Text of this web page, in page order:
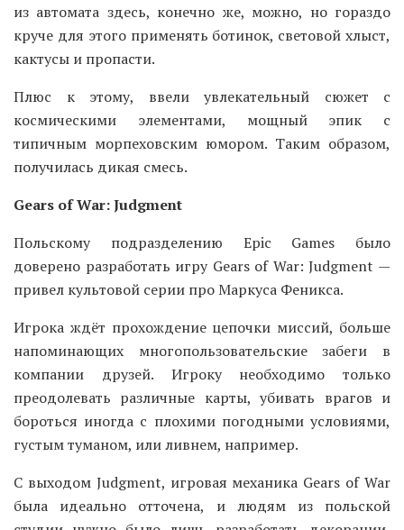
из автомата здесь, конечно же, можно, но гораздо
круче для этого применять ботинок, световой хлыст,
кактусы и пропасти.
Плюс к этому, ввели увлекательный сюжет с
космическими элементами, мощный эпик с
типичным морпеховским юмором. Таким образом,
получилась дикая смесь.
Gears of War: Judgment
Польскому подразделению Epic Games было
доверено разработать игру Gears of War: Judgment —
привел культовой серии про Маркуса Феникса.
Игрока ждёт прохождение цепочки миссий, больше
напоминающих многопользовательские забеги в
компании друзей. Игроку необходимо только
преодолевать различные карты, убивать врагов и
бороться иногда с плохими погодными условиями,
густым туманом, или ливнем, например.
С выходом Judgment, игровая механика Gears of War
была идеально отточена, и людям из польской